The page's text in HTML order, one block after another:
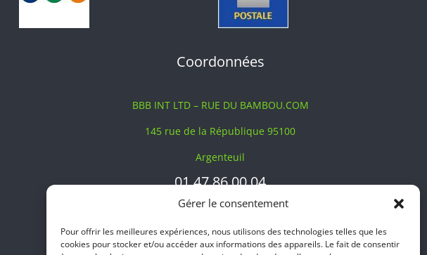
Gérer le consentement
Pour offrir les meilleures expériences, nous utilisons des technologies telles que les
cookies pour stocker et/ou accéder aux informations des appareils. Le fait de consentir
Coordonnées
BBB INT LTD – RUE DU BAMBOU.COM
145 rue de la République 95100
Argenteuil
01 47 86 00 04
bienvenue@ruedubambou.com
Du lundi au samedi